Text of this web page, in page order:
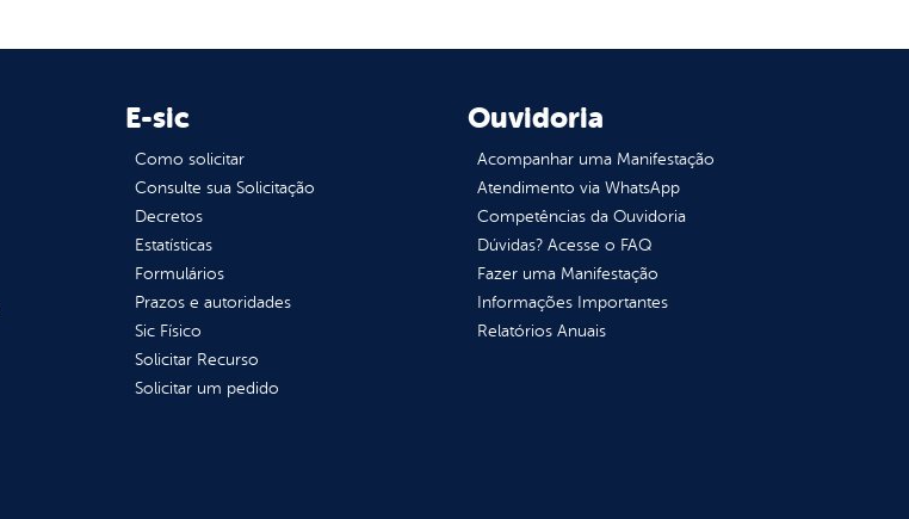
E-sic
Como solicitar
Consulte sua Solicitação
Decretos
Estatísticas
Formulários
Prazos e autoridades
Sic Físico
Solicitar Recurso
Solicitar um pedido
Ouvidoria
Acompanhar uma Manifestação
Atendimento via WhatsApp
Competências da Ouvidoria
Dúvidas? Acesse o FAQ
Fazer uma Manifestação
Informações Importantes
Relatórios Anuais